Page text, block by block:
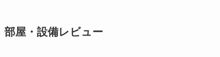
部屋・設備レビュー